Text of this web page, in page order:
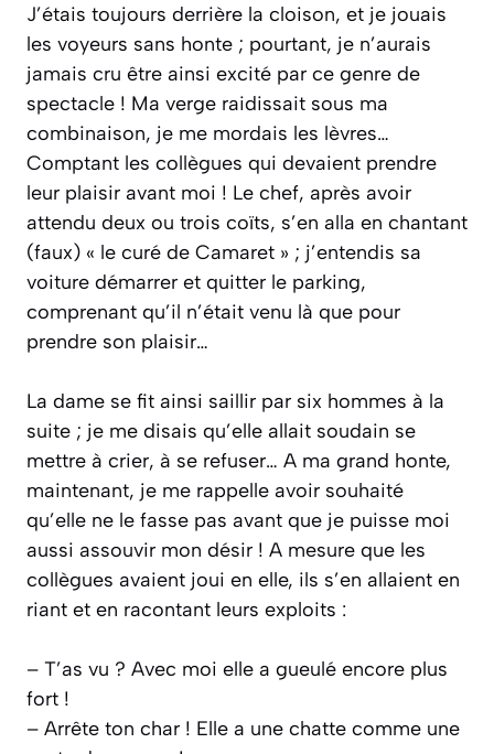
J’étais toujours derrière la cloison, et je jouais
les voyeurs sans honte ; pourtant, je n’aurais
jamais cru être ainsi excité par ce genre de
spectacle ! Ma verge raidissait sous ma
combinaison, je me mordais les lèvres…
Comptant les collègues qui devaient prendre
leur plaisir avant moi ! Le chef, après avoir
attendu deux ou trois coïts, s’en alla en chantant
(faux) « le curé de Camaret » ; j’entendis sa
voiture démarrer et quitter le parking,
comprenant qu’il n’était venu là que pour
prendre son plaisir…
La dame se fit ainsi saillir par six hommes à la
suite ; je me disais qu’elle allait soudain se
mettre à crier, à se refuser… A ma grand honte,
maintenant, je me rappelle avoir souhaité
qu’elle ne le fasse pas avant que je puisse moi
aussi assouvir mon désir ! A mesure que les
collègues avaient joui en elle, ils s’en allaient en
riant et en racontant leurs exploits :
– T’as vu ? Avec moi elle a gueulé encore plus
fort !
– Arrête ton char ! Elle a une chatte comme une